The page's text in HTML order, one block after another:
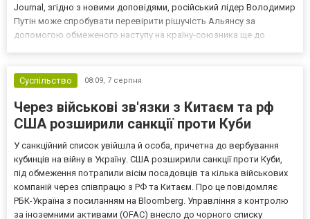
Journal, згідно з новими доповідями, російський лідер Володимир
Путін може спробувати перевірити рішучість Альянсу за
допомогою обмеженого наступу на країну-союзника ще до
Суспільство
08:09, 7 серпня
Через військові зв'язки з Китаєм та рф
США розширили санкції проти Куби
У санкційний список увійшла й особа, причетна до вербування
кубинців на війну в Україну. США розширили санкції проти Куби,
під обмеження потрапили вісім посадовців та кілька військових
компаній через співпрацю з РФ та Китаєм. Про це повідомляє
РБК-Україна з посиланням на Bloomberg. Управління з контролю
за іноземними активами (OFAC) внесло до чорного списку